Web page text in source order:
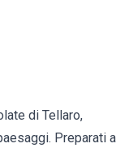
di Tellaro,
Preparati a